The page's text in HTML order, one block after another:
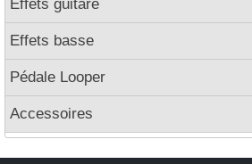
Effets guitare
Effets basse
Pédale Looper
Accessoires